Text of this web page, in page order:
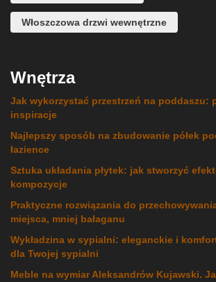
Włoszczowa drzwi wewnętrzne
Wnętrza
Jak wykorzystać przestrzeń na poddaszu:
inspiracje
Najlepszy sposób na zbudowanie półek
łazience
Sztuka układania płytek: jak stworzyć
kompozycje
Praktyczne rozwiązania do
miejsca, mniej bałaganu
Wykładzina w sypialni: eleganckie i
dla Twojej sypialni
Meble na wymiar Aleksandrów Kujawski.